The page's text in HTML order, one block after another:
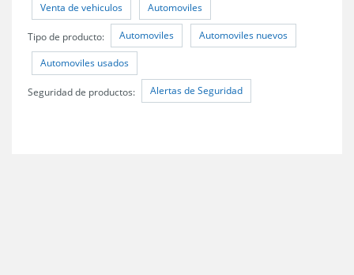
Venta de vehiculos Automoviles
Tipo de producto: Automoviles Automoviles nuevos
Automoviles usados
Seguridad de productos: Alertas de Seguridad